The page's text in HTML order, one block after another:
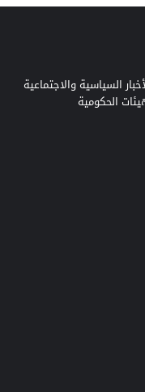
السياسية والاجتماعية
الحكومية